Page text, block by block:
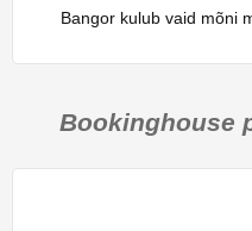
Bangor kulub vaid mõni
Bookinghouse